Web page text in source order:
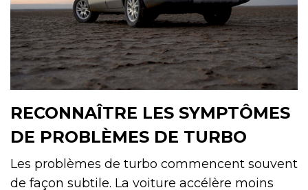
RECONNAÎTRE LES SYMPTÔMES
DE PROBLÈMES DE TURBO
Les problèmes de turbo commencent souvent
de façon subtile. La voiture accélère moins